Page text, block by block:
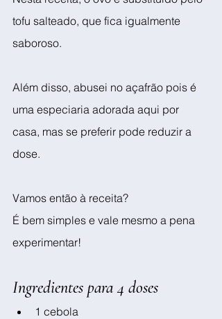
tofu salteado, que fica igualmente
saboroso.
Além disso, abusei no açafrão pois é
uma especiaria adorada aqui por
casa, mas se preferir pode reduzir a
dose.
Vamos então à receita?
É bem simples e vale mesmo a pena
experimentar!
Ingredientes para 4 doses
1 cebola